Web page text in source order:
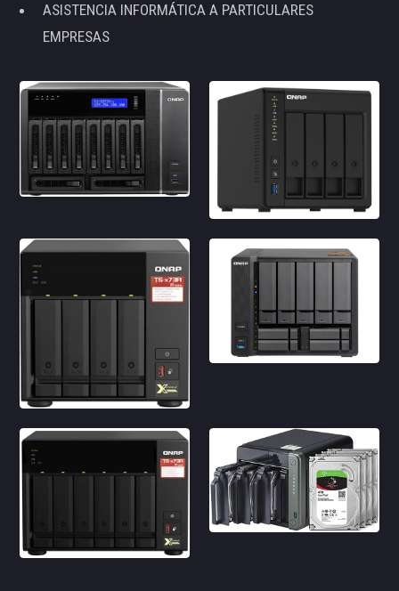
ASISTENCIA INFORMÁTICA A PARTICULARES
EMPRESAS